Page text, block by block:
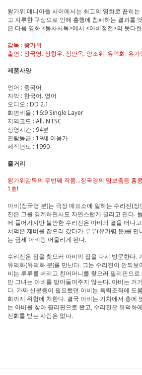
왕가위 매니아들 사이에서는 최고의 영화로 꼽히
고 지루한 구상으로 인해 흥행에 참패하는 결과를
은 다음 영화 <동사서독>에서 <아비정전>의 못다
감독 : 왕가위
출연 : 장국영. 장항우. 장만옥. 양조위. 유덕화. 유가
제품사양
언어 : 중국어
자막 : 한국어. 영어
오디오 : DD 2.1
화면비율 : 16:9 Single Layer
지역코드 : All. NTSC
상영시간 : 94분
관람등급 : 19세 이용가
제작년도 : 1990
줄거리
왕가위감독의 두번째 작품…장국영의 맘보춤등 홍
1호!
아비(장국영 분)는 극장 매표소에 일하는 수리진(장
진은 그를 경계하면서도 자연스럽게 끌리고 만다.
에 들어가지만 불안한 수리진은 아비의 곁을 떠나
쳐먹은 제비를 잡으러 갔다가 루루(유가령 분)를 만
는 금세 아비랑 어울리게 된다.
수리진은 짐을 찾으러 아비의 집을 다시 방문한다.
유덕화(유덕화 분)를 만난다. 그는 수리진이 안되
비는 루루를 버리고 친어머니를 찾으러 필리핀으
만 그녀는 아비를 받아들여주지 않는다. 아비는 거
다. 가짜 신분증이 필요했던 아비는 폭력조직에 도
화까지 위험에 처한다. 결국 아비는 기차에서 총에
는 아비를 찾아 필리핀으로 왔고, 수리진은 유덕화
전화를 받는 사람은 없다.